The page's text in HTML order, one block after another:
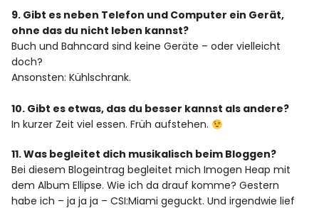
9. Gibt es neben Telefon und Computer ein Gerät,
ohne das du nicht leben kannst?
Buch und Bahncard sind keine Geräte – oder vielleicht
doch?
Ansonsten: Kühlschrank.
10. Gibt es etwas, das du besser kannst als andere?
In kurzer Zeit viel essen. Früh aufstehen.
11. Was begleitet dich musikalisch beim Bloggen?
Bei diesem Blogeintrag begleitet mich Imogen Heap mit
dem Album Ellipse. Wie ich da drauf komme? Gestern
habe ich – ja ja ja – CSI:Miami geguckt. Und irgendwie lief